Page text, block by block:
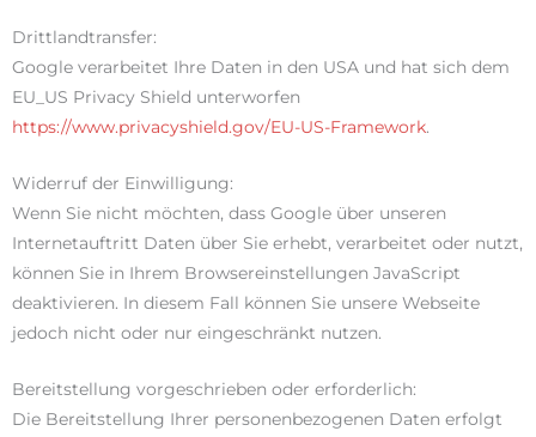
Drittlandtransfer:
Google verarbeitet Ihre Daten in den USA und hat sich dem
EU_US Privacy Shield unterworfen
https://www.privacyshield.gov/EU-US-Framework.
Widerruf der Einwilligung:
Wenn Sie nicht möchten, dass Google über unseren
Internetauftritt Daten über Sie erhebt, verarbeitet oder nutzt,
können Sie in Ihrem Browsereinstellungen JavaScript
deaktivieren. In diesem Fall können Sie unsere Webseite
jedoch nicht oder nur eingeschränkt nutzen.
Bereitstellung vorgeschrieben oder erforderlich:
Die Bereitstellung Ihrer personenbezogenen Daten erfolgt